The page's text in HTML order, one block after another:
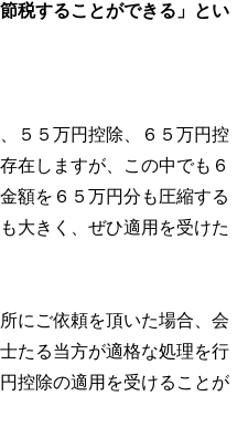
税することができる」とい
５５万円控除、６５万円控
在しますが、この中でも６
額を６５万円分も圧縮する
大きく、ぜひ適用を受けた
にご依頼を頂いた場合、会
たる当方が適格な処理を行
控除の適用を受けることが